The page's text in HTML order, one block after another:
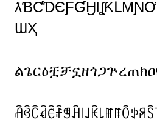
ƜҲ